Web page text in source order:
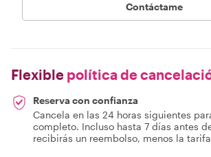
Contáctame
Flexible política de
Reserva con confianza
Cancela en las 24 horas siguientes
completo. Incluso hasta 7 días antes
recibirás un reembolso, menos la